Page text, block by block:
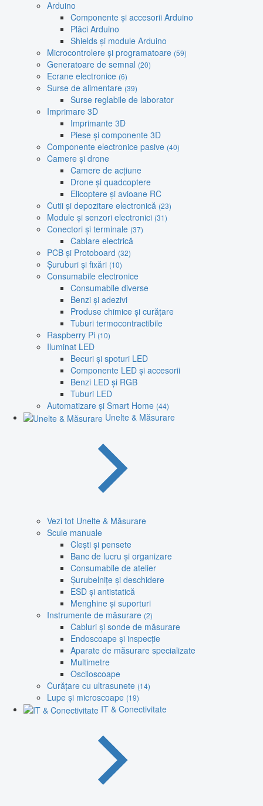
Arduino
Componente și accesorii Arduino
Plăci Arduino
Shields și module Arduino
Microcontrolere și programatoare (59)
Generatoare de semnal (20)
Ecrane electronice (6)
Surse de alimentare (39)
Surse reglabile de laborator
Imprimare 3D
Imprimante 3D
Piese și componente 3D
Componente electronice pasive (40)
Camere și drone
Camere de acțiune
Drone și quadcoptere
Elicoptere și avioane RC
Cutii și depozitare electronică (23)
Module și senzori electronici (31)
Conectori și terminale (37)
Cablare electrică
PCB și Protoboard (32)
Șuruburi și fixări (10)
Consumabile electronice
Consumabile diverse
Benzi și adezivi
Produse chimice și curățare
Tuburi termocontractibile
Raspberry Pi (10)
Iluminat LED
Becuri și spoturi LED
Componente LED și accesorii
Benzi LED și RGB
Tuburi LED
Automatizare și Smart Home (44)
Unelte & Măsurare
Vezi tot Unelte & Măsurare
Scule manuale
Clești și pensete
Banc de lucru și organizare
Consumabile de atelier
Șurubelnițe și deschidere
ESD și antistatică
Menghine și suporturi
Instrumente de măsurare (2)
Cabluri și sonde de măsurare
Endoscoape și inspecție
Aparate de măsurare specializate
Multimetre
Osciloscoape
Curățare cu ultrasunete (14)
Lupe și microscoape (19)
IT & Conectivitate